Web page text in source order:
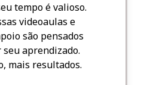
tempo é valioso.
videoaulas e
são pensados
aprendizado.
mais resultados.